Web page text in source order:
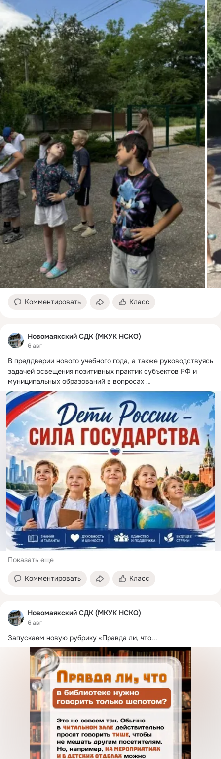
Комментировать Класс
Новомаякский СДК (МКУК НСКО)
6 авг
В преддверии нового учебного года, а также руководствуясь
задачей освещения позитивных практик субъектов РФ и
муниципальных образований в вопросах
совершенствования программ поддержки детей,  редакция
издания «Экономическая политика России — 21 век»
формирует на портале https://deti-inform.ru Всероссийский
обзор «Дети России — сила государства» https://deti-
inform.ru/2026/07/25/vserossijskij-obzor-deti-rossii-sila-
gosudarstva/ Целями данного бесплатного информационного
ресурса являются: — содействие повышению доверия людей
к работе муниципальных органов управления в деле
развития здравоохранения, образования, культуры, спорта,
занятости и социального обеспечения семей с детьми.
Показать еще
Комментировать Класс
Новомаякский СДК (МКУК НСКО)
6 авг
Запускаем новую рубрику «Правда ли, что...